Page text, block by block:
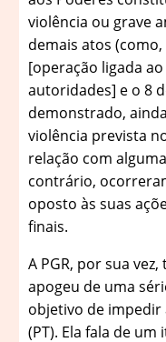
violência ou grave
demais atos (como,
[operação ligada
autoridades] e o 8
demonstrado,
violência prevista
relação com
contrário,
oposto às suas
finais.
A PGR, por sua
apogeu de uma
objetivo de impedir
(PT). Ela fala de